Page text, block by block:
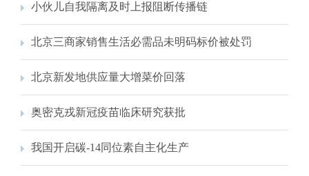
小伙儿自我隔离及时上报阻断传播链
北京三商家销售生活必需品未明码标价被处罚
北京新发地供应量大增菜价回落
奥密克戎新冠疫苗临床研究获批
我国开启碳-14同位素自主化生产